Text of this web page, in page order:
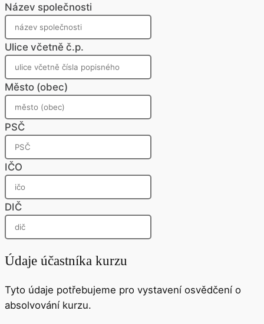
Název společnosti
Ulice včetně č.p.
Město (obec)
PSČ
IČO
DIČ
Údaje účastníka kurzu
Tyto údaje potřebujeme pro vystavení osvědčení o
absolvování kurzu.